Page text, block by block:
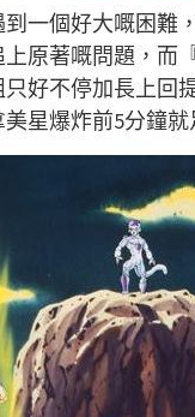
一個好大嘅困難
原著嘅問題，而
好不停加長上回
星爆炸前5分鐘就